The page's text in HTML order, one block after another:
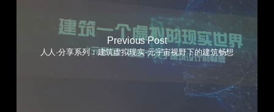
Previous Post
人人·分享系列：建筑虚拟现实-元宇宙视野下的建筑畅想